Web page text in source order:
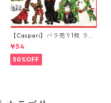
【Caspari】バラ売り1枚 ラン
チサイズ ペーパーナプキン Ca
roling Pets ホワイト
¥54
50%OFF